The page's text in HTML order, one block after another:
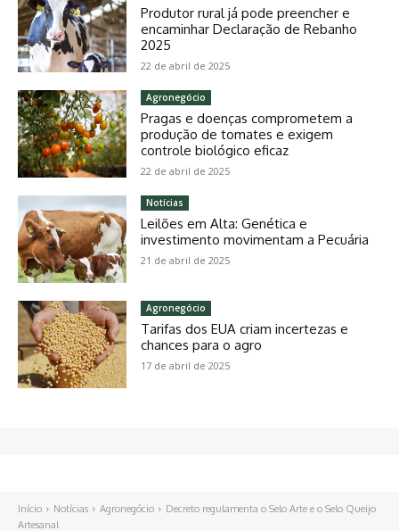
Produtor rural já pode preencher e
encaminhar Declaração de Rebanho
2025
22 de abril de 2025
Agronegócio
Pragas e doenças comprometem a
produção de tomates e exigem
controle biológico eficaz
22 de abril de 2025
Notícias
Leilões em Alta: Genética e
investimento movimentam a Pecuária
21 de abril de 2025
Agronegócio
Tarifas dos EUA criam incertezas e
chances para o agro
17 de abril de 2025